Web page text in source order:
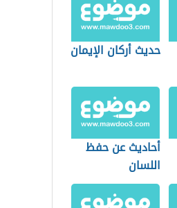
حديث أركان الإيمان
أحاديث عن حفظ
اللسان